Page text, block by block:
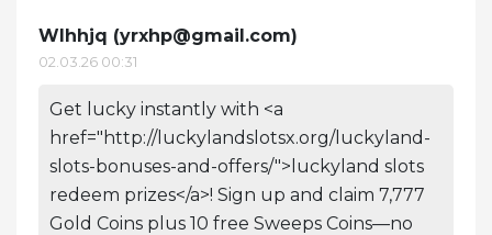
Wlhhjq (yrxhp@gmail.com)
02.03.26 00:31
Get lucky instantly with <a
href="http://luckylandslotsx.org/luckyland-
slots-bonuses-and-offers/">luckyland slots
redeem prizes</a>! Sign up and claim 7,777
Gold Coins plus 10 free Sweeps Coins—no